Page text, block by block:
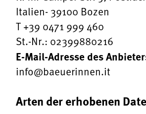
Italien- 39100 Bozen
T +39 0471 999 460
St.-Nr.: 02399880216
E-Mail-Adresse des
info@baeuerinnen.it
Arten der erhobenen